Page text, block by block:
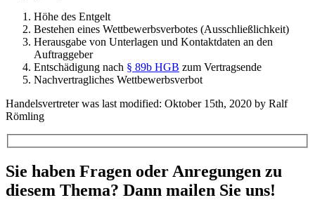
Höhe des Entgelt
Bestehen eines Wettbewerbsverbotes (Ausschließlichkeit)
Herausgabe von Unterlagen und Kontaktdaten an den
Auftraggeber
Entschädigung nach § 89b HGB zum Vertragsende
Nachvertragliches Wettbewerbsverbot
Handelsvertreterwas last modified: Oktober 15th, 2020 by Ralf
Römling
Sie haben Fragen oder Anregungen zu
diesem Thema? Dann mailen Sie uns!